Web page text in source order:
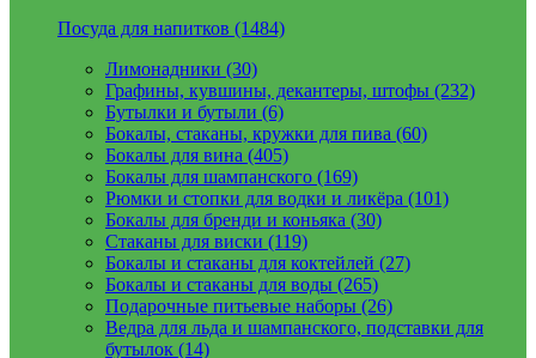
Посуда для напитков (1484)
Лимонадники (30)
Графины, кувшины, декантеры, штофы (232)
Бутылки и бутыли (6)
Бокалы, стаканы, кружки для пива (60)
Бокалы для вина (405)
Бокалы для шампанского (169)
Рюмки и стопки для водки и ликёра (101)
Бокалы для бренди и коньяка (30)
Стаканы для виски (119)
Бокалы и стаканы для коктейлей (27)
Бокалы и стаканы для воды (265)
Подарочные питьевые наборы (26)
Ведра для льда и шампанского, подставки для
бутылок (14)